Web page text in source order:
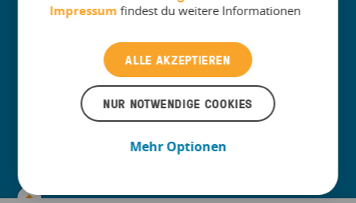
Produkt
Konzipiert für
Impressum findest du weitere Informationen
ALLE AKZEPTIEREN
NUR NOTWENDIGE COOKIES
Mehr Optionen